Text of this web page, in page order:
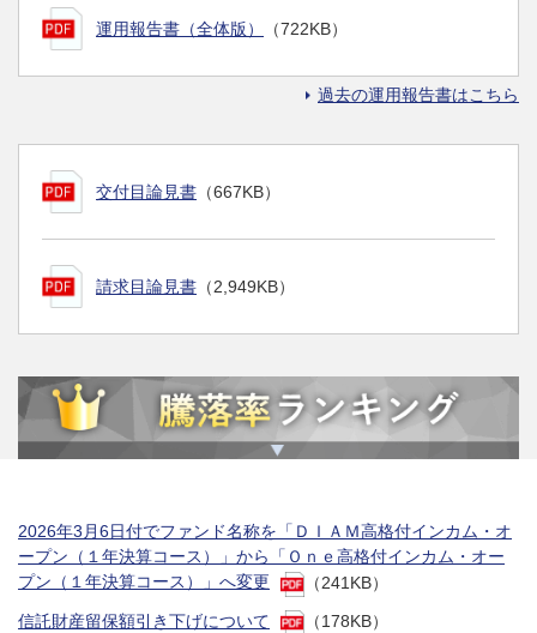
運用報告書（全体版） （722KB）
過去の運用報告書はこちら
交付目論見書 （667KB）
請求目論見書 （2,949KB）
2026年3月6日付でファンド名称を「ＤＩＡＭ高格付インカム・オ
ープン（１年決算コース）」から「Ｏｎｅ高格付インカム・オー
プン（１年決算コース）」へ変更
（241KB）
信託財産留保額引き下げについて
（178KB）